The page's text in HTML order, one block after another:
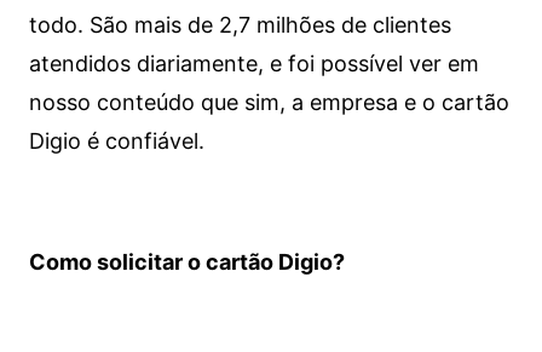
todo. São mais de 2,7 milhões de clientes
atendidos diariamente, e foi possível ver em
nosso conteúdo que sim, a empresa e o cartão
Digio é confiável.
Como solicitar o cartão Digio?